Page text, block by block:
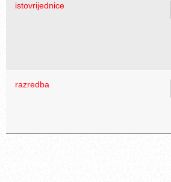
istovrijednice
razredba